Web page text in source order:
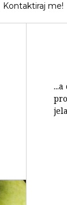
Kontaktiraj me!